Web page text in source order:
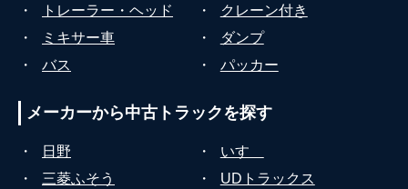
・
トレーラー・ヘッド ・
クレーン付き
・
ミキサー車 ・
ダンプ
・
バス ・ パッカー
メーカーから中古トラックを探す
・ 日野 ・
いすゞ
・
三菱ふそう ・ UDトラックス